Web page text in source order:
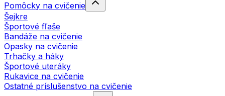
Pomôcky na cvičenie
Šejkre
Športové fľaše
Bandáže na cvičenie
Opasky na cvičenie
Trhačky a háky
Športové uteráky
Rukavice na cvičenie
Ostatné príslušenstvo na cvičenie